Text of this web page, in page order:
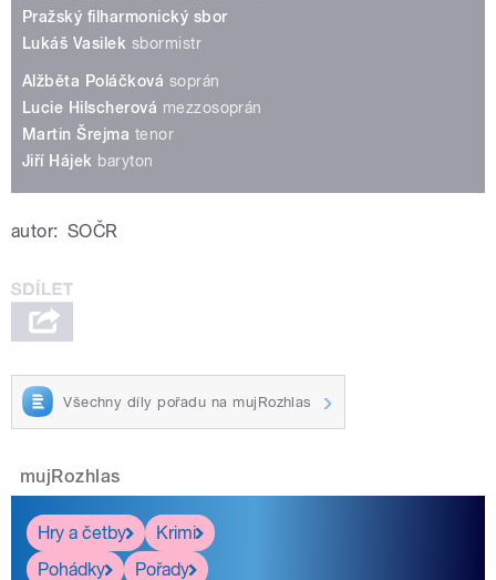
Pražský filharmonický sbor
Lukáš Vasilek sbormistr
Alžběta Poláčková soprán
Lucie Hilscherová mezzosoprán
Martin Šrejma tenor
Jiří Hájek baryton
autor: SOČR
Všechny díly pořadu na mujRozhlas
mujRozhlas
Hry a četby
Krimi
Pohádky
Pořady